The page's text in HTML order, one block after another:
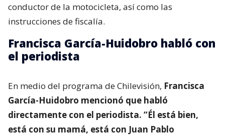
conductor de la motocicleta, así como las
instrucciones de fiscalía.
Francisca García-Huidobro habló con
el periodista
En medio del programa de Chilevisión, Francisca
García-Huidobro mencionó que habló
directamente con el periodista. “Él está bien,
está con su mamá, está con Juan Pablo